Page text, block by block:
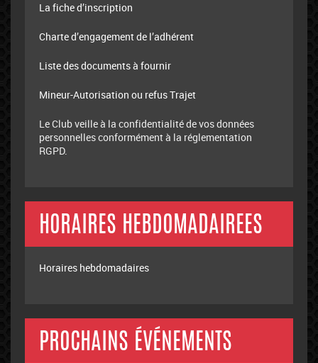
La fiche d’inscription
Charte d’engagement de l’adhérent
Liste des documents à fournir
Mineur-Autorisation ou refus Trajet
Le Club veille à la confidentialité de vos données
personnelles conformément à la réglementation
RGPD.
HORAIRES HEBDOMADAIREES
Horaires hebdomadaires
PROCHAINS ÉVÉNEMENTS